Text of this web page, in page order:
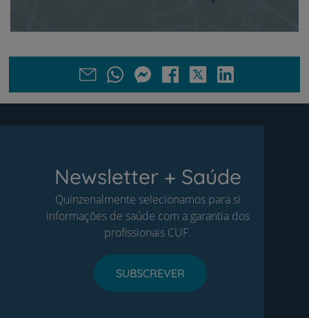
Newsletter + Saúde
Quinzenalmente selecionamos para si
informações de saúde com a garantia dos
profissionais CUF.
SUBSCREVER